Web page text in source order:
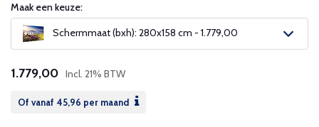
Maak een keuze:
Schermmaat (bxh): 280x158 cm - 1.779,00
1.779,00 Incl. 21% BTW
Of vanaf 45,96 per maand